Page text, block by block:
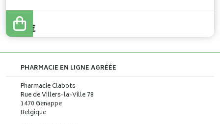
2,17€
1,74 €
PHARMACIE EN LIGNE AGRÉÉE
Pharmacie Clabots
Rue de Villers-la-Ville 78
1470 Genappe
Belgique